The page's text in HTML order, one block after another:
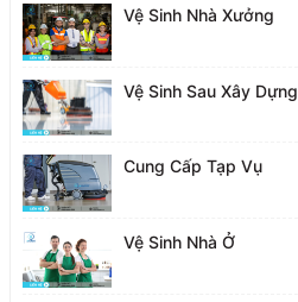
Vệ Sinh Nhà Xưởng
Vệ Sinh Sau Xây Dựng
Cung Cấp Tạp Vụ
Vệ Sinh Nhà Ở